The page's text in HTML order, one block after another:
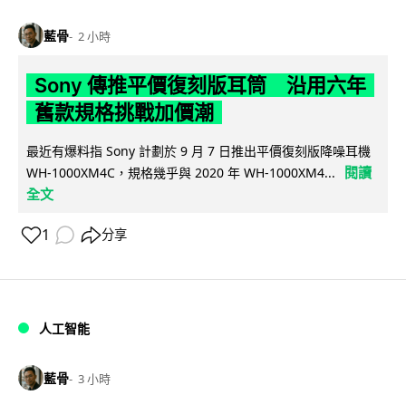
藍骨 2 小時
Sony 傳推平價復刻版耳筒 沿用六年
舊款規格挑戰加價潮
最近有爆料指 Sony 計劃於 9 月 7 日推出平價復刻版降噪耳機
WH-1000XM4C，規格幾乎與 2020 年 WH-1000XM4...
閱讀
全文
1 分享
人工智能
藍骨 3 小時